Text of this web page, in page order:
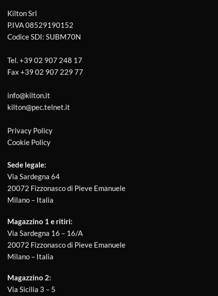
Kilton Srl
P.IVA 08529190152
Codice SDI: SUBM70N
Tel. +39 02 907 248 17
Fax +39 02 907 229 77
info@kilton.it
kilton@pec.telnet.it
Privacy Policy
Cookie Policy
Sede legale:
Via Sardegna 64
20072 Fizzonasco di Pieve Emanuele
Milano – Italia
Magazzino 1 e ritiri:
Via Sardegna 16 – 16/A
20072 Fizzonasco di Pieve Emanuele
Milano – Italia
Magazzino 2:
Via Sicilia 3 – 5